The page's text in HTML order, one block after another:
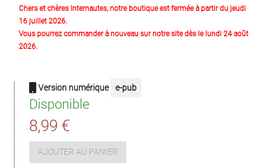
Chers et chères Internautes, notre boutique est fermée à partir du jeudi
16 juillet 2026.
Vous pourrez commander à nouveau sur notre site dès le lundi 24 août
2026.
Version numérique e-pub
Disponible
8,99 €
AJOUTER AU PANIER